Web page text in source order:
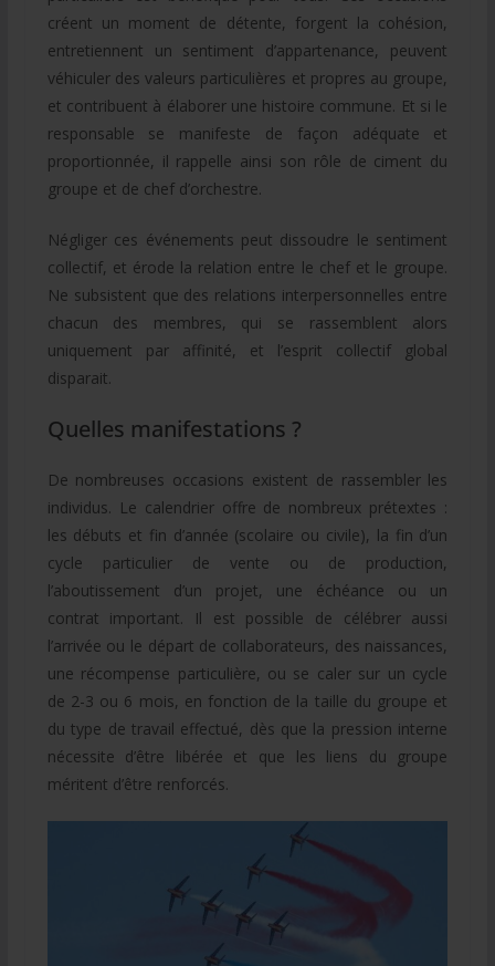
créent un moment de détente, forgent la cohésion,
entretiennent un sentiment d’appartenance, peuvent
véhiculer des valeurs particulières et propres au groupe,
et contribuent à élaborer une histoire commune. Et si le
responsable se manifeste de façon adéquate et
proportionnée, il rappelle ainsi son rôle de ciment du
groupe et de chef d’orchestre.
Négliger ces événements peut dissoudre le sentiment
collectif, et érode la relation entre le chef et le groupe.
Ne subsistent que des relations interpersonnelles entre
chacun des membres, qui se rassemblent alors
uniquement par affinité, et l’esprit collectif global
disparait.
Quelles manifestations ?
De nombreuses occasions existent de rassembler les
individus. Le calendrier offre de nombreux prétextes :
les débuts et fin d’année (scolaire ou civile), la fin d’un
cycle particulier de vente ou de production,
l’aboutissement d’un projet, une échéance ou un
contrat important. Il est possible de célébrer aussi
l’arrivée ou le départ de collaborateurs, des naissances,
une récompense particulière, ou se caler sur un cycle
de 2-3 ou 6 mois, en fonction de la taille du groupe et
du type de travail effectué, dès que la pression interne
nécessite d’être libérée et que les liens du groupe
méritent d’être renforcés.